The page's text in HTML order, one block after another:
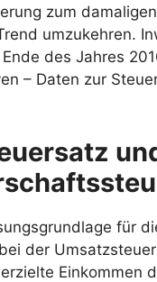
zum
umzukehren.
des Jahres
– Daten zur
für
der
Einkommen